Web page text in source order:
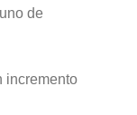
de
incremento